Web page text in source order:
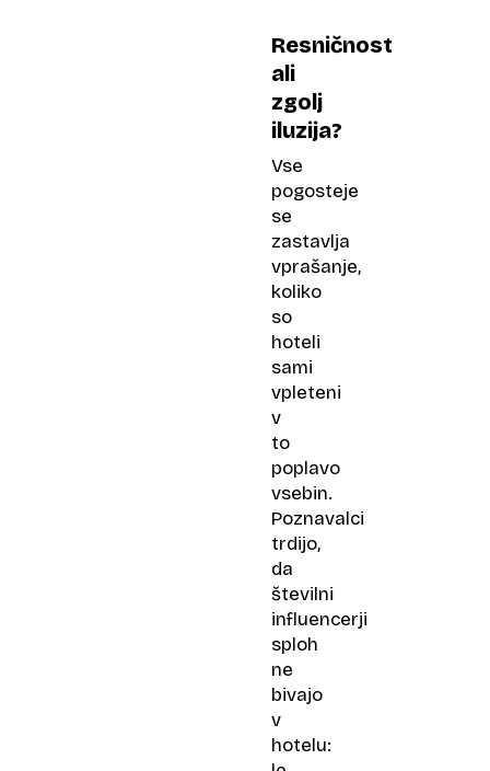
Resničnost
ali
zgolj
iluzija?
Vse
pogosteje
se
zastavlja
vprašanje,
koliko
so
hoteli
sami
vpleteni
v
to
poplavo
vsebin.
Poznavalci
trdijo,
da
številni
influencerji
sploh
ne
bivajo
v
hotelu: